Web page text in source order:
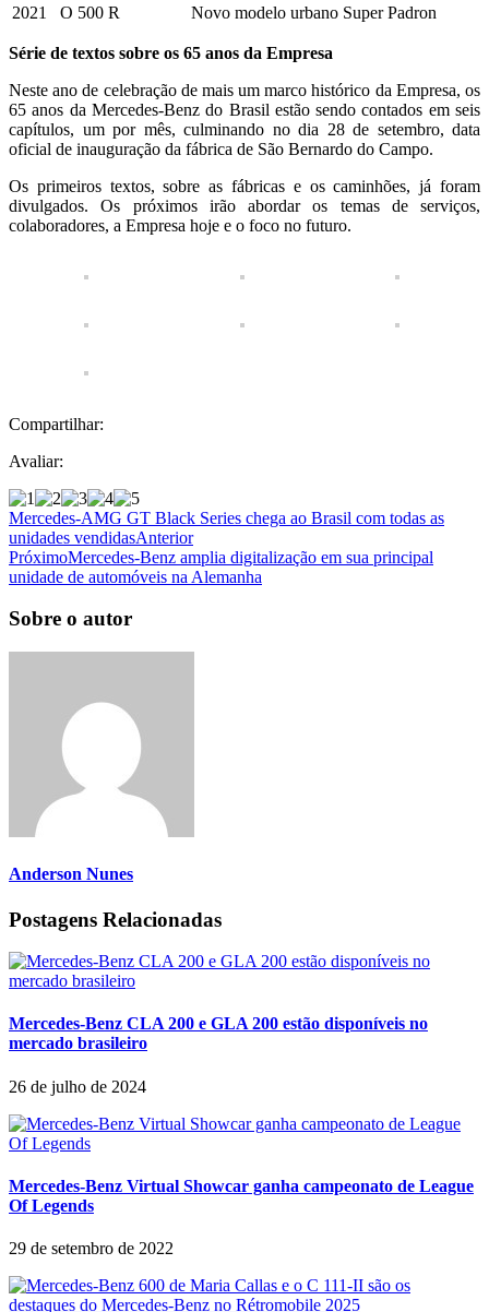
2021
O 500 R Novo modelo urbano Super Padron
Série de textos sobre os 65 anos da Empresa
Neste ano de celebração de mais um marco histórico da Empresa, os
65 anos da Mercedes-Benz do Brasil estão sendo contados em seis
capítulos, um por mês, culminando no dia 28 de setembro, data
oficial de inauguração da fábrica de São Bernardo do Campo.
Os primeiros textos, sobre as fábricas e os caminhões, já foram
divulgados. Os próximos irão abordar os temas de serviços,
colaboradores, a Empresa hoje e o foco no futuro.
Compartilhar:
Avaliar:
Mercedes-AMG GT Black Series chega ao Brasil com todas as
unidades vendidasAnterior
PróximoMercedes-Benz amplia digitalização em sua principal
unidade de automóveis na Alemanha
Sobre o autor
Anderson Nunes
Postagens Relacionadas
Mercedes-Benz CLA 200 e GLA 200 estão disponíveis no
mercado brasileiro
26 de julho de 2024
Mercedes-Benz Virtual Showcar ganha campeonato de League
Of Legends
29 de setembro de 2022